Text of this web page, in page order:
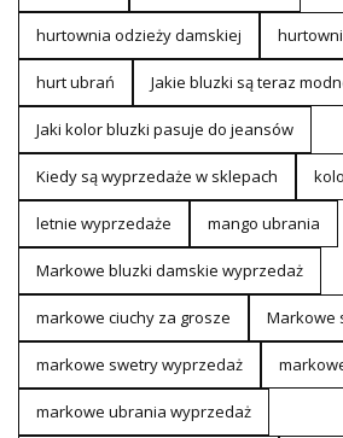
hurtownia odzieży damskiej
hurt ubrań Jakie bluzki są teraz
Jaki kolor bluzki pasuje do jeansów
Kiedy są wyprzedaże w sklepach
letnie wyprzedaże mango ubrania
Markowe bluzki damskie wyprzedaż
markowe ciuchy za grosze Markowe
markowe swetry wyprzedaż
markowe ubrania wyprzedaż